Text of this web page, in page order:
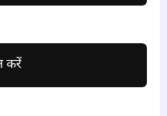
करें